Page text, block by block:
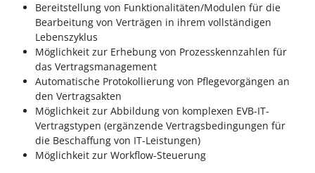
Bereitstellung von Funktionalitäten/Modulen für die
Bearbeitung von Verträgen in ihrem vollständigen
Lebenszyklus
Möglichkeit zur Erhebung von Prozesskennzahlen für
das Vertragsmanagement
Automatische Protokollierung von Pflegevorgängen an
den Vertragsakten
Möglichkeit zur Abbildung von komplexen EVB-IT-
Vertragstypen (ergänzende Vertragsbedingungen für
die Beschaffung von IT-Leistungen)
Möglichkeit zur Workflow-Steuerung